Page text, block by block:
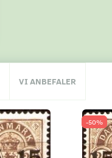
VI ANBEFALER
-50%